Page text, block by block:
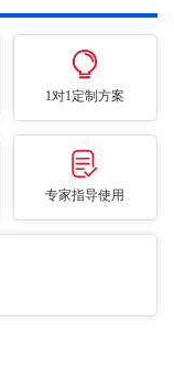
1对1定制方案
专家指导使用